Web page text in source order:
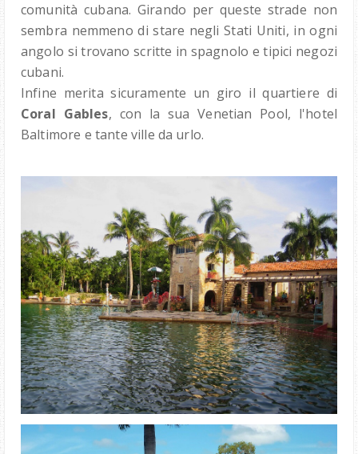
comunità cubana. Girando per queste strade non
sembra nemmeno di stare negli Stati Uniti, in ogni
angolo si trovano scritte in spagnolo e tipici negozi
cubani.
Infine merita sicuramente un giro il quartiere di
Coral Gables, con la sua Venetian Pool, l'hotel
Baltimore e tante ville da urlo.